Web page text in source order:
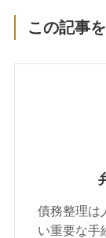
この記事
債務整理は
い重要な手